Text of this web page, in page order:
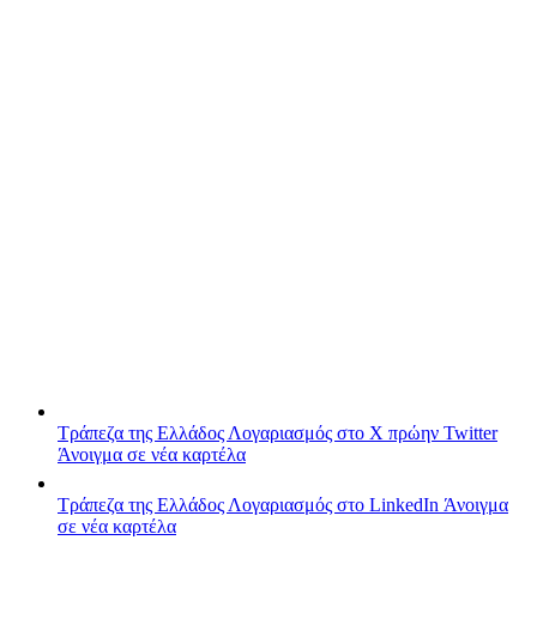
Τράπεζα της Ελλάδος Λογαριασμός στο X πρώην Twitter
Άνοιγμα σε νέα καρτέλα
Τράπεζα της Ελλάδος Λογαριασμός στο LinkedIn Άνοιγμα
σε νέα καρτέλα